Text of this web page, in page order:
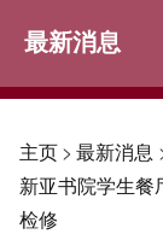
最新消息
主页> 最新消息
新亚书院学生
检修